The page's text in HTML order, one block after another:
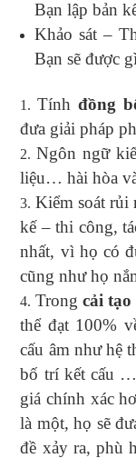
Bạn lập bản
Khảo sát –
Bạn sẽ được
Tính đồng
đưa giải pháp
Ngôn ngữ
liệu… hài hòa
Kiểm soát rủi
kế – thi công,
nhất, vì họ có
cũng như họ
Trong cải tạo
thể đạt 100%
cấu âm như hệ
bố trí kết cấu …
giá chính xác
là một, họ sẽ
đề xảy ra, phù